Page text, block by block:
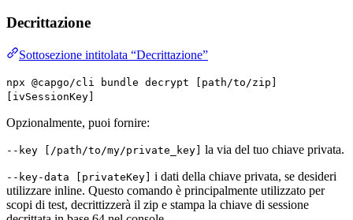
Decrittazione
Sottosezione intitolata “Decrittazione”
npx @capgo/cli bundle decrypt [path/to/zip]
[ivSessionKey]
Opzionalmente, puoi fornire:
--key [/path/to/my/private_key] la via del tuo chiave privata.
--key-data [privateKey]
i dati della chiave privata, se desideri
utilizzare inline. Questo comando è principalmente utilizzato per
scopi di test, decrittizzerà il zip e stampa la chiave di sessione